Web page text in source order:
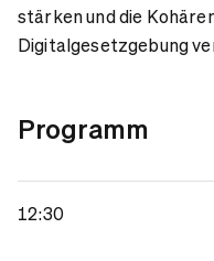
stärken und die
Digitalgesetzgebung
Programm
12:30